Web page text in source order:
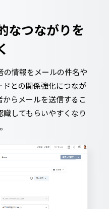
なつながりを
の情報をメールの件名や
との関係強化につなが
らメールを送信するこ
してもらいやすくなり